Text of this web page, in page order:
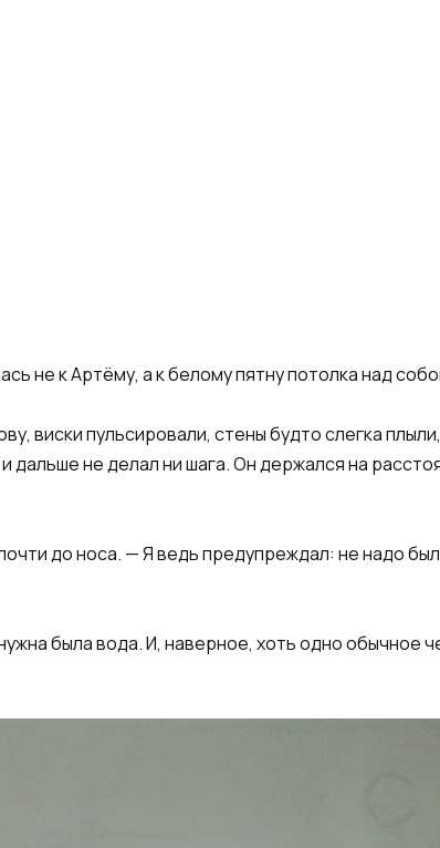
не к Артёму, а к белому пятну потолка над
виски пульсировали, стены будто слегка
дальше не делал ни шага. Он держался на
до носа. — Я ведь предупреждал: не надо
была вода. И, наверное, хоть одно обычное